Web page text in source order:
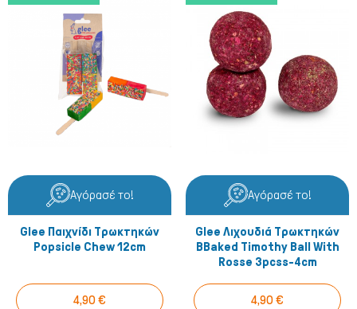
Αγόρασέ το!
Glee Παιχνίδι Τρωκτηκών
Popsicle Chew 12cm
4,90 €
Αγόρασέ το!
Glee Λιχουδιά Τρωκτηκών
BBaked Timothy Ball With
Rosse 3pcss-4cm
4,90 €